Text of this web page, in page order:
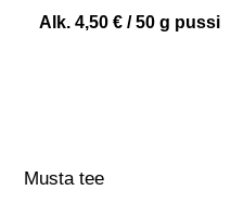
Musta tee
Alk. 4,50 €/ 50 g pussi